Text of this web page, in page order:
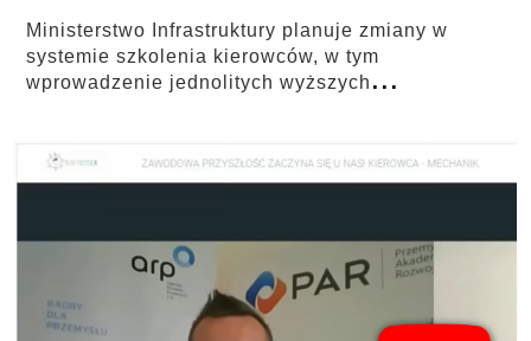
Ministerstwo Infrastruktury planuje zmiany w
systemie szkolenia kierowców, w tym
wprowadzenie jednolitych wyższych...